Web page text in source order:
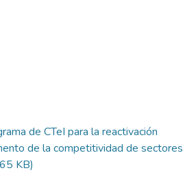
de CTeI para la reactivación
de la competitividad de sectores
KB)